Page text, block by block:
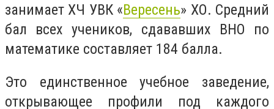
занимает ХЧ УВК «Вересень» ХО. Средний
бал всех учеников, сдававших ВНО по
математике составляет 184 балла.
Это единственное учебное заведение,
открывающее профили под каждого